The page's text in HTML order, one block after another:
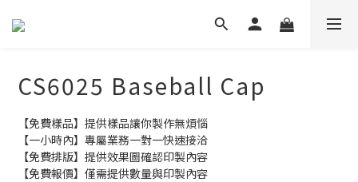
CS6025 Baseball Cap
【免費樣品】提供樣品讓你製作無煩惱
【一小時內】專屬業務一對一快速接洽
【免費排版】提供效果圖確認印製內容
【免費報價】僅需提供數量與印製內容